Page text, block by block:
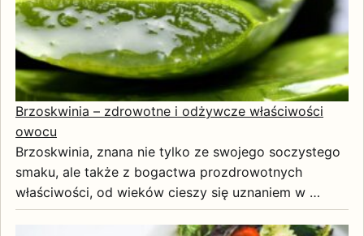
Brzoskwinia – zdrowotne i odżywcze właściwości
owocu
Brzoskwinia, znana nie tylko ze swojego soczystego
smaku, ale także z bogactwa prozdrowotnych
właściwości, od wieków cieszy się uznaniem w …